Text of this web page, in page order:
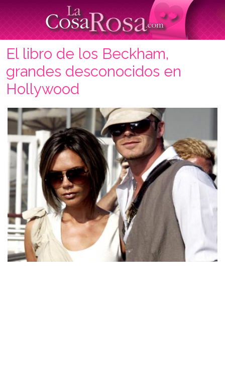
El libro de los Beckham,
grandes desconocidos en
Hollywood